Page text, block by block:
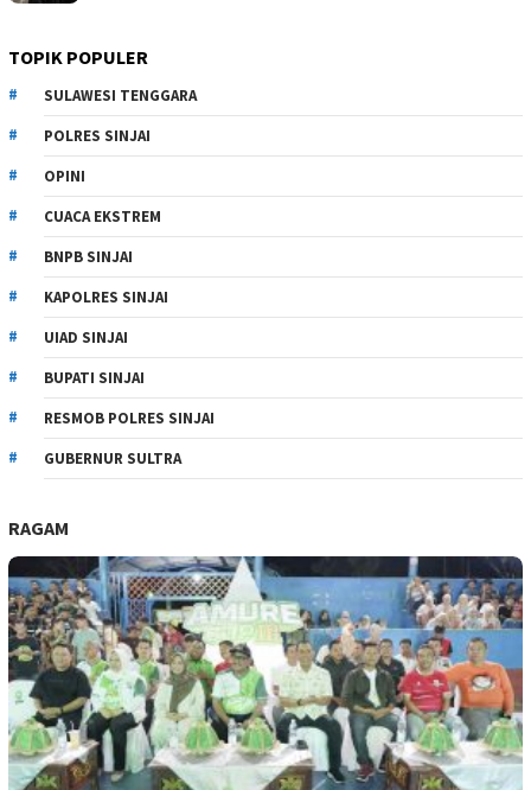
TOPIK POPULER
SULAWESI TENGGARA
POLRES SINJAI
OPINI
CUACA EKSTREM
BNPB SINJAI
KAPOLRES SINJAI
UIAD SINJAI
BUPATI SINJAI
RESMOB POLRES SINJAI
GUBERNUR SULTRA
RAGAM